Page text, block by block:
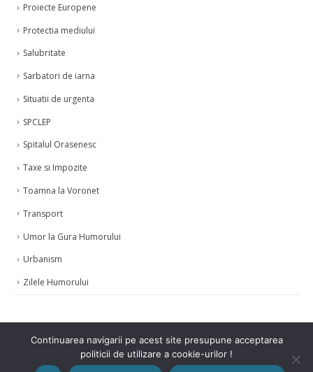
Proiecte Europene
Protectia mediului
Salubritate
Sarbatori de iarna
Situatii de urgenta
SPCLEP
Spitalul Orasenesc
Taxe si Impozite
Toamna la Voronet
Transport
Umor la Gura Humorului
Urbanism
Zilele Humorului
Continuarea navigarii pe acest site presupune acceptarea
politicii de utilizare a cookie-urilor !